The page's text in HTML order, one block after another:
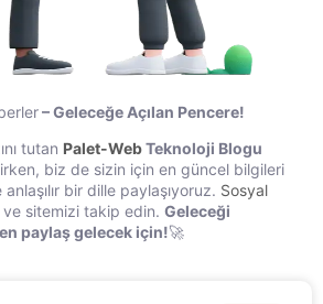
– Geleceğe Açılan Pencere!
tutan Palet-WebTeknoloji Blogu
biz de sizin için en güncel bilgileri
bir dille paylaşıyoruz. Sosyal
ve sitemizi takip edin. Geleceği
paylaş gelecek için!🚀